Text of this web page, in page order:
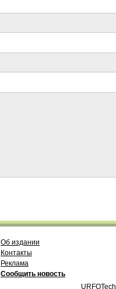
Об издании
Контакты
Реклама
Сообщить новость